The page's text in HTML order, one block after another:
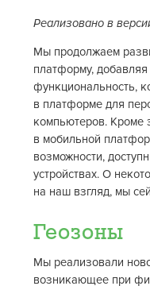
Реализовано в
Мы продолжаем
платформу,
функциональность,
в платформе для
компьютеров. Кроме
в мобильной
возможности,
устройствах. О
на наш взгляд, мы
Геозоны
Мы реализовали
возникающее при